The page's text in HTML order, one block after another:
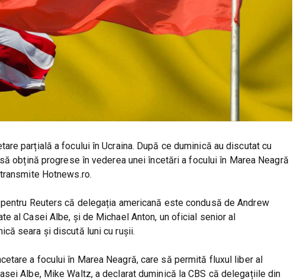
parțială a focului în Ucraina. După ce duminică au discutat cu
obțină progrese în vederea unei încetări a focului în Marea Neagră
Hotnews.ro.
Reuters că delegația americană este condusă de Andrew
al Casei Albe, și de Michael Anton, un oficial senior al
seara și discută luni cu rușii.
a focului în Marea Neagră, care să permită fluxul liber al
Albe, Mike Waltz, a declarat duminică la CBS că delegațiile din